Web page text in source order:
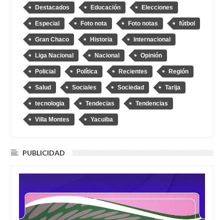
Destacados Educación Elecciones
Especial Foto nota Foto notas fútbol
Gran Chaco Historia Internacional
Liga Nacional Nacional Opinión
Policial Política Recientes Región
Salud Sociales Sociedad Tarija
tecnologia Tendecias Tendencias
Villa Montes Yacuiba
PUBLICIDAD